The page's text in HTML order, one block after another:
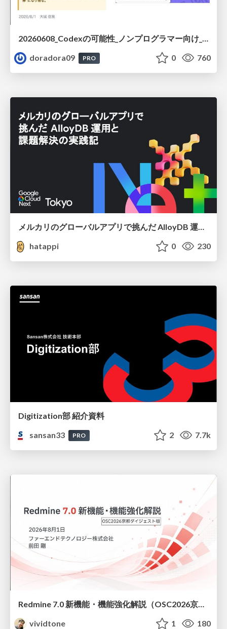
20260608_Codexの可能性_ノンプログラマー向け_大城追記
doradora09
PRO 0 760
メルカリのグローバルアプリで挑んだ AlloyDB 運用と課題解決の実践記
hatappi
0 230
Digitization部 紹介資料
sansan33
PRO 2 7.7k
Redmine 7.0 新機能・機能強化解説（OSC2026京都ダイジェスト版）
vividtone
1 180